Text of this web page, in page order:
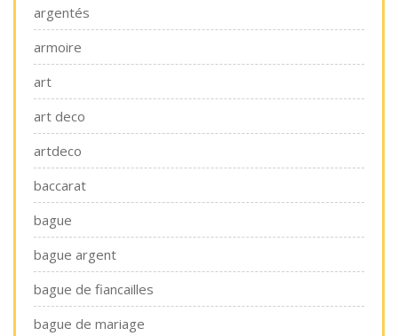
argentés
armoire
art
art deco
artdeco
baccarat
bague
bague argent
bague de fiancailles
bague de mariage